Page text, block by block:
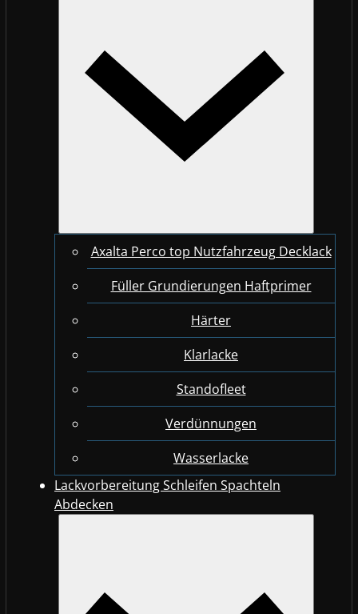
Axalta Perco top Nutzfahrzeug Decklack
Füller Grundierungen Haftprimer
Härter
Klarlacke
Standofleet
Verdünnungen
Wasserlacke
Lackvorbereitung Schleifen Spachteln
Abdecken